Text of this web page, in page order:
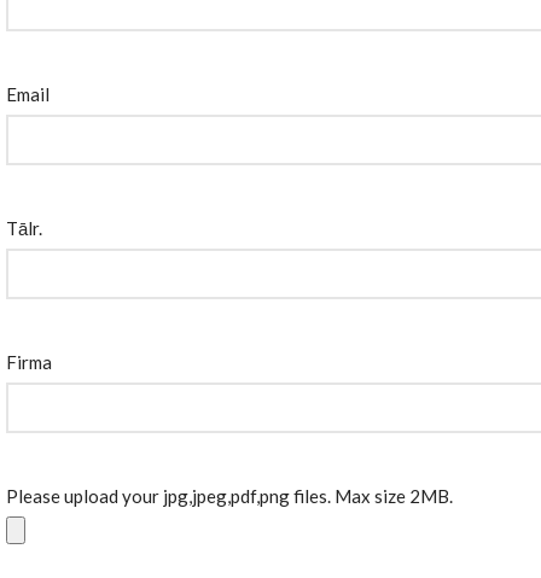
Email
Tālr.
Firma
Please upload your jpg,jpeg,pdf,png files. Max size 2MB.